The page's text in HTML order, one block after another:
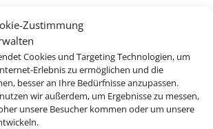
Zustimmung
Cookies und Targeting Technologien, um
Erlebnis zu ermöglichen und die
besser an Ihre Bedürfnisse anzupassen.
wir außerdem, um Ergebnisse zu messen,
unsere Besucher kommen oder um unsere